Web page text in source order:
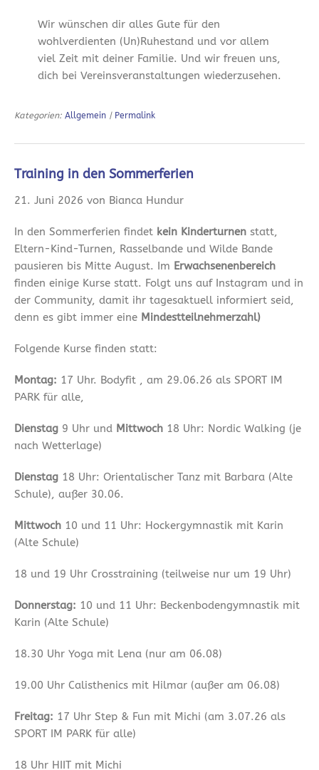
Wir wünschen dir alles Gute für den
wohlverdienten (Un)Ruhestand und vor allem
viel Zeit mit deiner Familie. Und wir freuen uns,
dich bei Vereinsveranstaltungen wiederzusehen.
Kategorien: Allgemein | Permalink
Training in den Sommerferien
21. Juni 2026 von Bianca Hundur
In den Sommerferien findet kein Kinderturnen statt,
Eltern-Kind-Turnen, Rasselbande und Wilde Bande
pausieren bis Mitte August. Im Erwachsenenbereich
finden einige Kurse statt. Folgt uns auf Instagram und in
der Community, damit ihr tagesaktuell informiert seid,
denn es gibt immer eine Mindestteilnehmerzahl)
Folgende Kurse finden statt:
Montag: 17 Uhr. Bodyfit , am 29.06.26 als SPORT IM
PARK für alle,
Dienstag 9 Uhr und Mittwoch 18 Uhr: Nordic Walking (je
nach Wetterlage)
Dienstag 18 Uhr: Orientalischer Tanz mit Barbara (Alte
Schule), außer 30.06.
Mittwoch 10 und 11 Uhr: Hockergymnastik mit Karin
(Alte Schule)
18 und 19 Uhr Crosstraining (teilweise nur um 19 Uhr)
Donnerstag: 10 und 11 Uhr: Beckenbodengymnastik mit
Karin (Alte Schule)
18.30 Uhr Yoga mit Lena (nur am 06.08)
19.00 Uhr Calisthenics mit Hilmar (außer am 06.08)
Freitag: 17 Uhr Step & Fun mit Michi (am 3.07.26 als
SPORT IM PARK für alle)
18 Uhr HIIT mit Michi